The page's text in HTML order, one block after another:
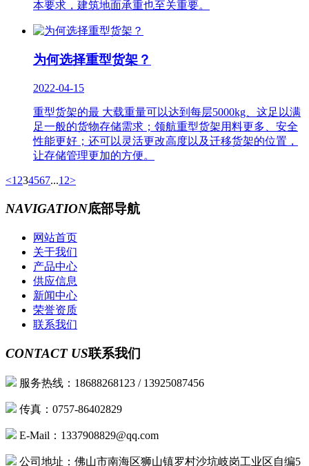
本要求，建筑地面承重也至关重要。
为何选择重型货架？
2022-04-15
重型货架的最 大载重量可以达到每层5000kg、这足以满
足一般的货物存储需求；领航重型货架用料更多、安全
性能更好；还可以灵活更改高度以及迁移货架的位置，
让存储管理更加的方便。
<1 234567...12>
NAVIGATION底部导航
网站首页
关于我们
产品中心
供应信息
新闻中心
荣誉资质
联系我们
CONTACT US联系我们
服务热线：18688268123 / 13925087456
传真：0757-86402829
E-Mail：1337908829@qq.com
公司地址：佛山市南海区狮山镇罗村沙坑岐岗工业区自编5